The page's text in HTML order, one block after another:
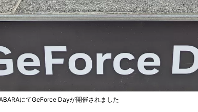
にてGeForce Dayが開催されました